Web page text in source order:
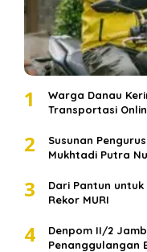
1
Warga Danau
Transportasi
2
Susunan
Mukhtadi Putra
3
Dari Pantun
Rekor MURI
4
Denpom II/2
Penanggulangan